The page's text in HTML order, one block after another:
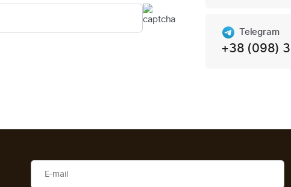
Telegram
+38 (098)